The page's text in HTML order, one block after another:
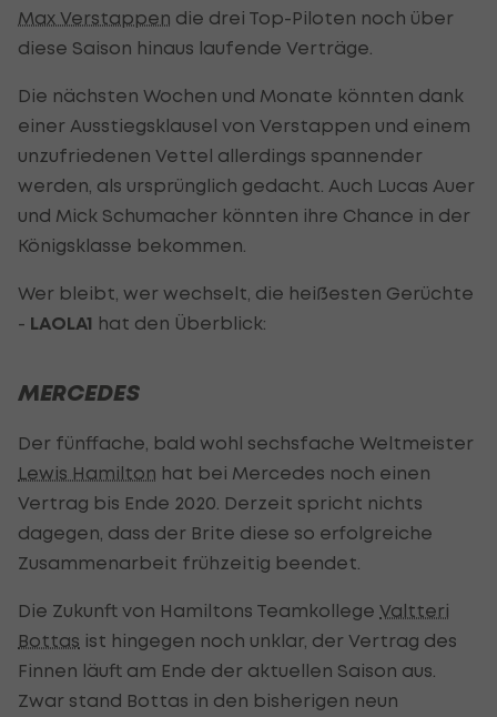
Max Verstappen die drei Top-Piloten noch über
diese Saison hinaus laufende Verträge.
Die nächsten Wochen und Monate könnten dank
einer Ausstiegsklausel von Verstappen und einem
unzufriedenen Vettel allerdings spannender
werden, als ursprünglich gedacht. Auch Lucas Auer
und Mick Schumacher könnten ihre Chance in der
Königsklasse bekommen.
Wer bleibt, wer wechselt, die heißesten Gerüchte
- LAOLA1 hat den Überblick:
MERCEDES
Der fünffache, bald wohl sechsfache Weltmeister
Lewis Hamilton hat bei Mercedes noch einen
Vertrag bis Ende 2020. Derzeit spricht nichts
dagegen, dass der Brite diese so erfolgreiche
Zusammenarbeit frühzeitig beendet.
Die Zukunft von Hamiltons Teamkollege Valtteri
Bottas ist hingegen noch unklar, der Vertrag des
Finnen läuft am Ende der aktuellen Saison aus.
Zwar stand Bottas in den bisherigen neun